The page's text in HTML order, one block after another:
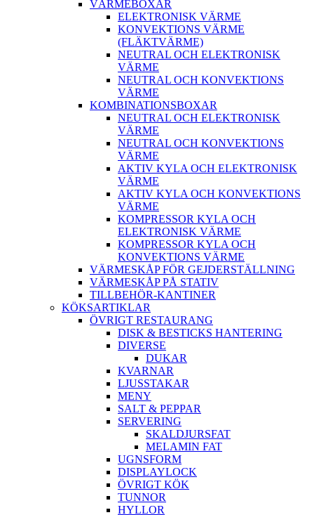
VÄRMEBOXAR
ELEKTRONISK VÄRME
KONVEKTIONS VÄRME
(FLÄKTVÄRME)
NEUTRAL OCH ELEKTRONISK
VÄRME
NEUTRAL OCH KONVEKTIONS
VÄRME
KOMBINATIONSBOXAR
NEUTRAL OCH ELEKTRONISK
VÄRME
NEUTRAL OCH KONVEKTIONS
VÄRME
AKTIV KYLA OCH ELEKTRONISK
VÄRME
AKTIV KYLA OCH KONVEKTIONS
VÄRME
KOMPRESSOR KYLA OCH
ELEKTRONISK VÄRME
KOMPRESSOR KYLA OCH
KONVEKTIONS VÄRME
VÄRMESKÅP FÖR GEJDERSTÄLLNING
VÄRMESKÅP PÅ STATIV
TILLBEHÖR-KANTINER
KÖKSARTIKLAR
ÖVRIGT RESTAURANG
DISK & BESTICKS HANTERING
DIVERSE
DUKAR
KVARNAR
LJUSSTAKAR
MENY
SALT & PEPPAR
SERVERING
SKALDJURSFAT
MELAMIN FAT
UGNSFORM
DISPLAYLOCK
ÖVRIGT KÖK
TUNNOR
HYLLOR